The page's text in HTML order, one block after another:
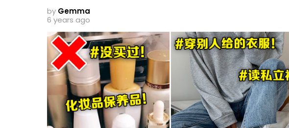
by Gemma
6 years ago